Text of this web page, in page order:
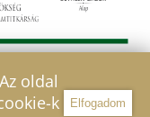
oldal
k
Elfogadom